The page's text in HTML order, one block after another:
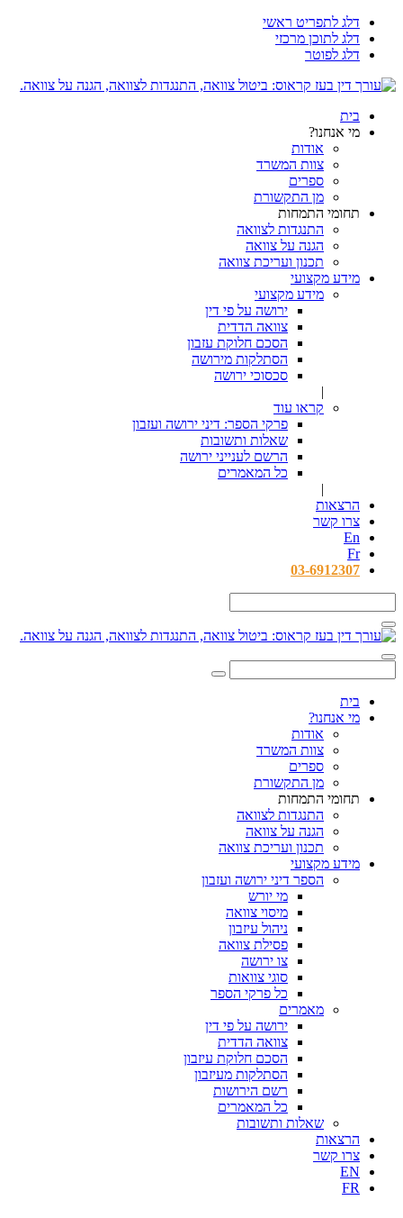
דלג לתפריט ראשי
דלג לתוכן מרכזי
דלג לפוטר
בית
מי אנחנו?
אודות
צוות המשרד
ספרים
מן התקשורת
תחומי התמחות
התנגדות לצוואה
הגנה על צוואה
תכנון ועריכת צוואה
מידע מקצועי
מידע מקצועי
ירושה על פי דין
צוואה הדדית
הסכם חלוקת עזבון
הסתלקות מירושה
סכסוכי ירושה
|
קראו עוד
פרקי הספר: דיני ירושה ועזבון
שאלות ותשובות
הרשם לענייני ירושה
כל המאמרים
|
הרצאות
צרו קשר
En
Fr
03-6912307
בית
מי אנחנו?
אודות
צוות המשרד
ספרים
מן התקשורת
תחומי התמחות
התנגדות לצוואה
הגנה על צוואה
תכנון ועריכת צוואה
מידע מקצועי
הספר דיני ירושה ועזבון
מי יורש
מיסוי צוואה
ניהול עיזבון
פסילת צוואה
צו ירושה
סוגי צוואות
כל פרקי הספר
מאמרים
ירושה על פי דין
צוואה הדדית
הסכם חלוקת עיזבון
הסתלקות מעיזבון
רשם הירושות
כל המאמרים
שאלות ותשובות
הרצאות
צרו קשר
EN
FR